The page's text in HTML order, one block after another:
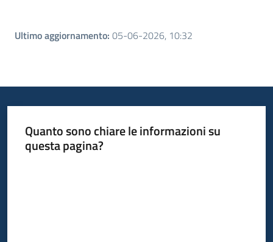
Ultimo aggiornamento: 05-06-2026, 10:32
Quanto sono chiare le informazioni su
questa pagina?